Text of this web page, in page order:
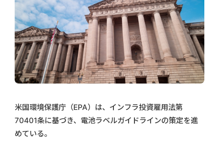
米国環境保護庁（EPA）は、インフラ投資雇用法第
70401条に基づき、電池ラベルガイドラインの策定を進
めている。